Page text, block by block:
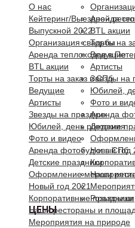
Аренда
BTL акции
Торты на
Ведущие
Артисты
Звезды на
Юбилей,
Фото и
Аренда
Детские
Новый год
Наши
ЦЕНЫ
О нас
Кейтеринг/Выездной
Выпускной 2022
Организация свадьбы
Аренда теплоходов в
BTL акции
Торты на заказ в СПб
Ведущие
Артисты
Звезды на праздник
Юбилей, день рождения
Фото и видео
Аренда фотобудки в СПб
Детские праздники
Оформление
Новый год 2021
Корпоративные праздники
Наши рестораны и
Мероприятия на природе